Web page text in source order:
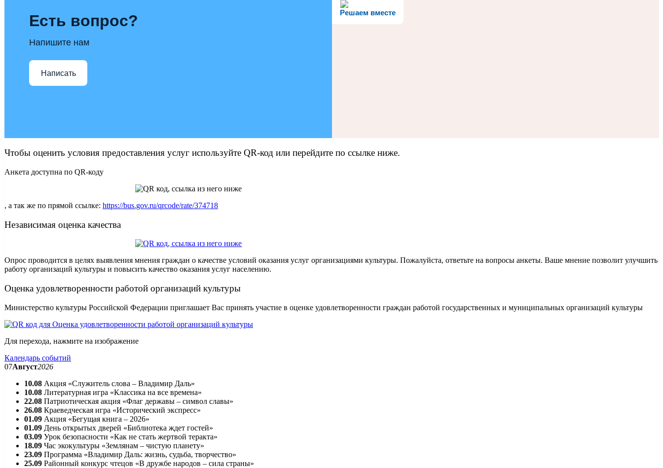
Решаем вместе
Есть вопрос?
Напишите нам
Написать
Чтобы оценить условия предоставления услуг используйте QR-код или перейдите по ссылке ниже.
Анкета доступна по QR-коду
, а так же по прямой ссылке: https://bus.gov.ru/qrcode/rate/374718
Независимая оценка качества
Опрос проводится в целях выявления мнения граждан о качестве условий оказания услуг организациями культуры. Пожалуйста, ответьте на вопросы анкеты. Ваше мнение позволит улучшить
работу организаций культуры и повысить качество оказания услуг населению.
Оценка удовлетворенности работой организаций культуры
Министерство культуры Российской Федерации приглашает Вас принять участие в оценке удовлетворенности граждан работой государственных и муниципальных организаций культуры
Для перехода, нажмите на изображение
Календарь событий
07Август2026
10.08 Акция «Служитель слова – Владимир Даль»
10.08 Литературная игра «Классика на все времена»
22.08 Патриотическая акция «Флаг державы – символ славы»
26.08 Краеведческая игра «Исторический экспресс»
01.09 Акция «Бегущая книга – 2026»
01.09 День открытых дверей «Библиотека ждет гостей»
03.09 Урок безопасности «Как не стать жертвой теракта»
18.09 Час экокультуры «Землянам – чистую планету»
23.09 Программа «Владимир Даль: жизнь, судьба, творчество»
25.09 Районный конкурс чтецов «В дружбе народов – сила страны»